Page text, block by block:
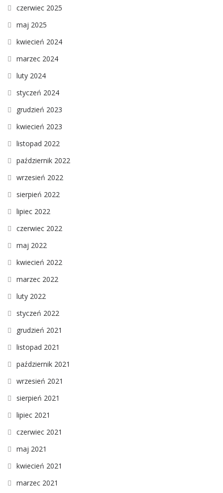
czerwiec 2025
maj 2025
kwiecień 2024
marzec 2024
luty 2024
styczeń 2024
grudzień 2023
kwiecień 2023
listopad 2022
październik 2022
wrzesień 2022
sierpień 2022
lipiec 2022
czerwiec 2022
maj 2022
kwiecień 2022
marzec 2022
luty 2022
styczeń 2022
grudzień 2021
listopad 2021
październik 2021
wrzesień 2021
sierpień 2021
lipiec 2021
czerwiec 2021
maj 2021
kwiecień 2021
marzec 2021